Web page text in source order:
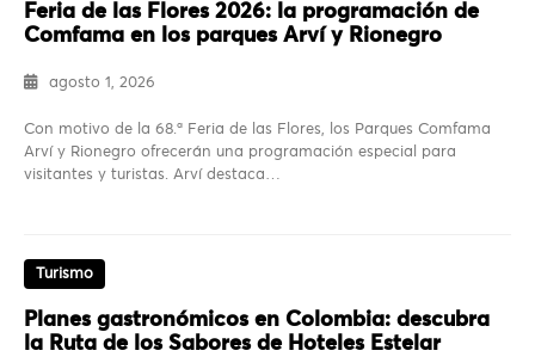
Feria de las Flores 2026: la programación de
Comfama en los parques Arví y Rionegro
agosto 1, 2026
Con motivo de la 68.ª Feria de las Flores, los Parques Comfama
Arví y Rionegro ofrecerán una programación especial para
visitantes y turistas. Arví destaca…
Turismo
Planes gastronómicos en Colombia: descubra
la Ruta de los Sabores de Hoteles Estelar